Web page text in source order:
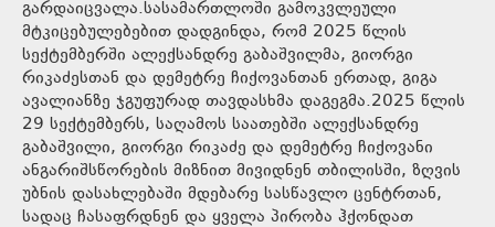
გარდაიცვალა.სასამართლოში გამოკვლეული
მტკიცებულებებით დადგინდა, რომ 2025 წლის
სექტემბერში ალექსანდრე გაბაშვილმა, გიორგი
რიკაძესთან და დემეტრე ჩიქოვანთან ერთად, გიგა
ავალიანზე ჯგუფურად თავდასხმა დაგეგმა.2025 წლის
29 სექტემბერს, საღამოს საათებში ალექსანდრე
გაბაშვილი, გიორგი რიკაძე და დემეტრე ჩიქოვანი
ანგარიშსწორების მიზნით მივიდნენ თბილისში, ზღვის
უბნის დასახლებაში მდებარე სასწავლო ცენტრთან,
სადაც ჩასაფრდნენ და ყველა პირობა ჰქონდათ